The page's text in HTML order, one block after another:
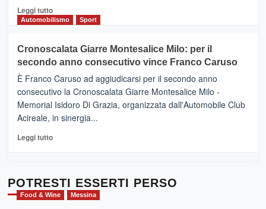
Gusto,
il
tra
sapori
vicoli
medievali
Leggi tuttoLeggi
di
Mondello
(Palermo)
–
“E
adesso
Pasta
–
Sicilia
l’
evento
per
Automobilismo Sport
Cronoscalata Giarre Montesalice Milo: per il
secondo anno consecutivo vince Franco Caruso
È Franco Caruso ad aggiudicarsi per il secondo anno
consecutivo la Cronoscalata Giarre Montesalice Milo -
Memorial Isidoro Di Grazia, organizzata dall'Automobile Club
Acireale, in sinergia...
Leggi tuttoLeggi
Cronoscalata
Giarre
Montesalice
POTRESTI ESSERTI PERSO
Food & Wine Messina